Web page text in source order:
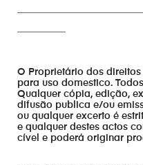
O Proprietário dos
para uso domestico.
Qualquer cópia, edição,
difusão publica e/ou
ou qualquer excerto é
e qualquer destes actos
cível e poderá originar